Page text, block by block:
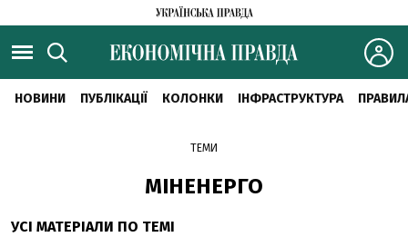
НОВИНИ ПУБЛІКАЦІЇ КОЛОНКИ ІНФРАСТРУКТУРА
ТЕМИ
МІНЕНЕРГО
УСІ МАТЕРІАЛИ ПО ТЕМІ